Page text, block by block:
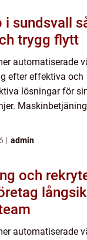
så får du en
trygg flytt
automatiserade
efter effektiva och
lösningar för
admin
och
automatiserade